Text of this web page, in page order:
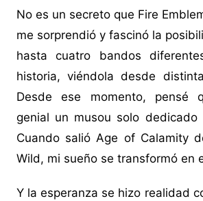
No es un secreto que Fire
me sorprendió y fascinó la
hasta cuatro bandos
historia, viéndola desde
Desde ese momento, pensé
genial un musou solo dedicado
Cuando salió Age of Calamity
Wild, mi sueño se transformó en
Y la esperanza se hizo realidad